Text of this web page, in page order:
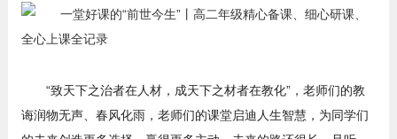
“致天下之治者在人材，成天下之材者在教化”，老师们的教
诲润物无声、春风化雨，老师们的课堂启迪人生智慧，为同学们